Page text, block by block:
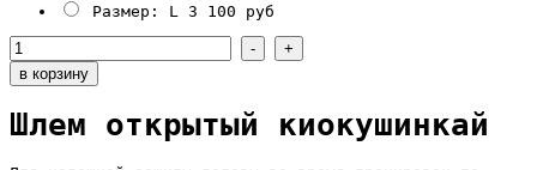
Размер: L
3 100 руб
Шлем открытый киокушинкай